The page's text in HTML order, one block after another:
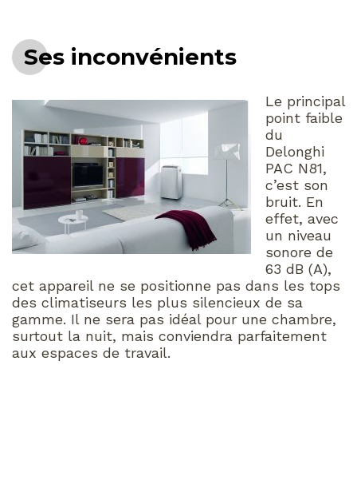
Ses inconvénients
Le principal
point faible
du
Delonghi
PAC N81,
c’est son
bruit. En
effet, avec
un niveau
sonore de
63 dB (A),
cet appareil ne se positionne pas dans les tops
des climatiseurs les plus silencieux de sa
gamme. Il ne sera pas idéal pour une chambre,
surtout la nuit, mais conviendra parfaitement
aux espaces de travail.